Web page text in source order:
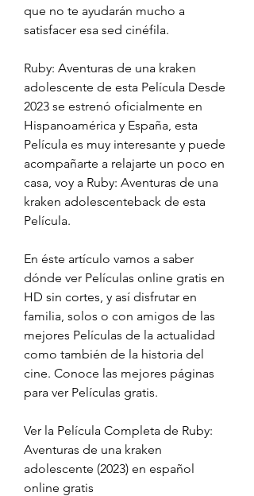
que no te ayudarán mucho a
satisfacer esa sed cinéfila.
Ruby: Aventuras de una kraken
adolescente de esta Película Desde
2023 se estrenó oficialmente en
Hispanoamérica y España, esta
Película es muy interesante y puede
acompañarte a relajarte un poco en
casa, voy a Ruby: Aventuras de una
kraken adolescenteback de esta
Película.
En éste artículo vamos a saber
dónde ver Películas online gratis en
HD sin cortes, y así disfrutar en
familia, solos o con amigos de las
mejores Películas de la actualidad
como también de la historia del
cine. Conoce las mejores páginas
para ver Películas gratis.
Ver la Película Completa de Ruby:
Aventuras de una kraken
adolescente (2023) en español
online gratis